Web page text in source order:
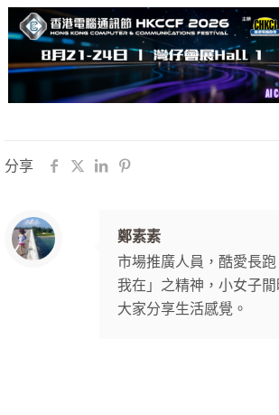
分享
鄭素素
市場推廣人員，酷愛長
我在」之精神，小女子
大家分享生活感覺。